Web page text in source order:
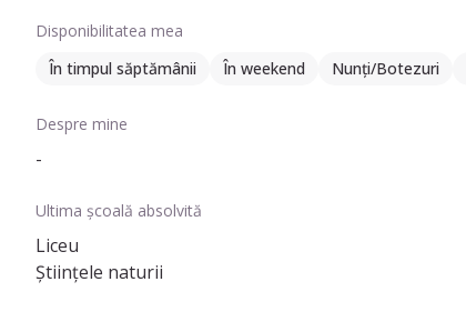
Disponibilitatea mea
În timpul săptămânii
În weekend Nunți/Botezuri
Despre mine
-
Ultima școală absolvită
Liceu
Științele naturii